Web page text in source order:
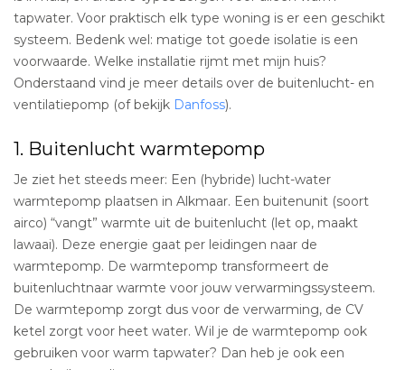
tapwater. Voor praktisch elk type woning is er een geschikt
systeem. Bedenk wel: matige tot goede isolatie is een
voorwaarde. Welke installatie rijmt met mijn huis?
Onderstaand vind je meer details over de buitenlucht- en
ventilatiepomp (of bekijk Danfoss).
1. Buitenlucht warmtepomp
Je ziet het steeds meer: Een (hybride) lucht-water
warmtepomp plaatsen in Alkmaar. Een buitenunit (soort
airco) “vangt” warmte uit de buitenlucht (let op, maakt
lawaai). Deze energie gaat per leidingen naar de
warmtepomp. De warmtepomp transformeert de
buitenluchtnaar warmte voor jouw verwarmingssysteem.
De warmtepomp zorgt dus voor de verwarming, de CV
ketel zorgt voor heet water. Wil je de warmtepomp ook
gebruiken voor warm tapwater? Dan heb je ook een